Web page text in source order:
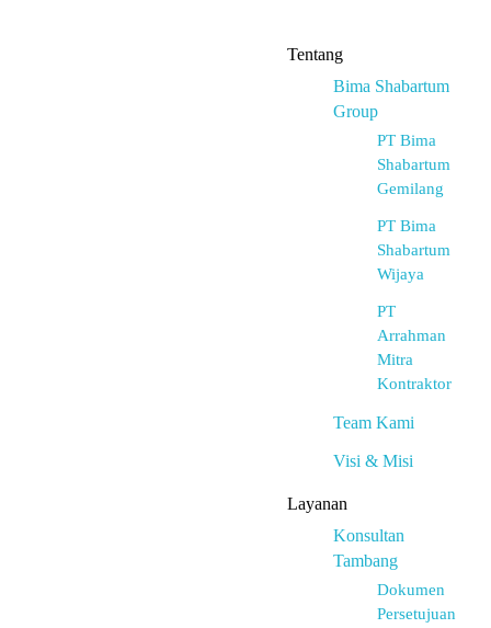
Tentang
Bima Shabartum
Group
PT Bima
Shabartum
Gemilang
PT Bima
Shabartum
Wijaya
PT
Arrahman
Mitra
Kontraktor
Team Kami
Visi & Misi
Layanan
Konsultan
Tambang
Dokumen
Persetujuan